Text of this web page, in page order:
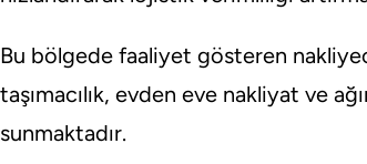
Bu bölgede faaliyet gösteren
taşımacılık, evden eve nakliyat ve
sunmaktadır.